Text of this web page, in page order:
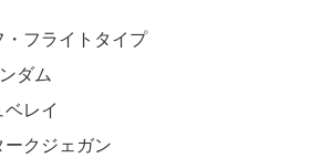
・フライトタイプ
ダム
ベレイ
ークジェガン